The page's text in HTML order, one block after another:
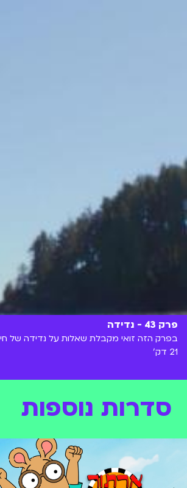
פרק 43 - נדידה
בפרק הזה זואי מקבלת שאלות על נדידה של
21 דק'
סדרות נוספות